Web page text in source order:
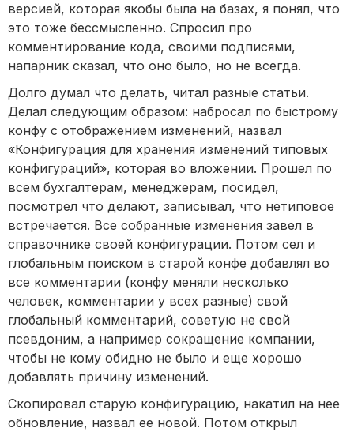
версией, которая якобы была на базах, я понял, что
это тоже бессмысленно. Спросил про
комментирование кода, своими подписями,
напарник сказал, что оно было, но не всегда.
Долго думал что делать, читал разные статьи.
Делал следующим образом: набросал по быстрому
конфу с отображением изменений, назвал
«Конфигурация для хранения изменений типовых
конфигураций», которая во вложении. Прошел по
всем бухгалтерам, менеджерам, посидел,
посмотрел что делают, записывал, что нетиповое
встречается. Все собранные изменения завел в
справочнике своей конфигурации. Потом сел и
глобальным поиском в старой конфе добавлял во
все комментарии (конфу меняли несколько
человек, комментарии у всех разные) свой
глобальный комментарий, советую не свой
псевдоним, а например сокращение компании,
чтобы не кому обидно не было и еще хорошо
добавлять причину изменений.
Скопировал старую конфигурацию, накатил на нее
обновление, назвал ее новой. Потом открыл